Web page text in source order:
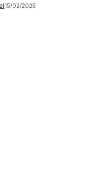
15/02/2025